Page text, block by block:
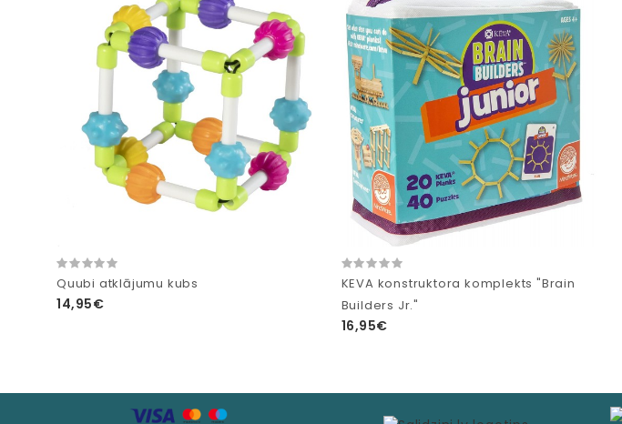
Quubi atklājumu kubs
14,95€
KEVA konstruktora komplekts "Brain
Builders Jr."
16,95€